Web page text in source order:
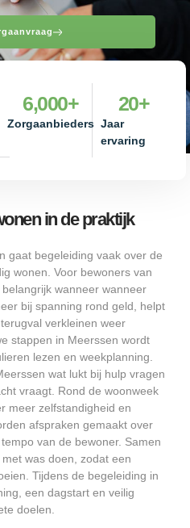
Zorgaanbieders
6,000+
Jaar
ervaring
20+
in de praktijk
gaat begeleiding vaak over de
wonen. Voor bewoners van
wanneer wanneer
bij spanning rond geld, helpt
verkleinen weer
stappen in Meerssen wordt
lezen en weekplanning.
wat lukt bij hulp vragen
vraagt. Rond de woonweek
meer zelfstandigheid en
afspraken gemaakt over
van de bewoner. Samen
was doen, zodat een
Tijdens de begeleiding in
een dagstart en veilig
doelen.